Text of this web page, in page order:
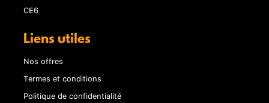
CE6
Liens utiles
Nos offres
Termes et conditions
Politique de confidentialité